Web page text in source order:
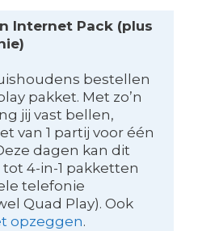
Internet Pack (plus
bestellen
pakket. Met zo’n
jij vast bellen,
van 1 partij voor één
dagen kan dit
4-in-1 pakketten
telefonie
Quad Play). Ook
opzeggen.